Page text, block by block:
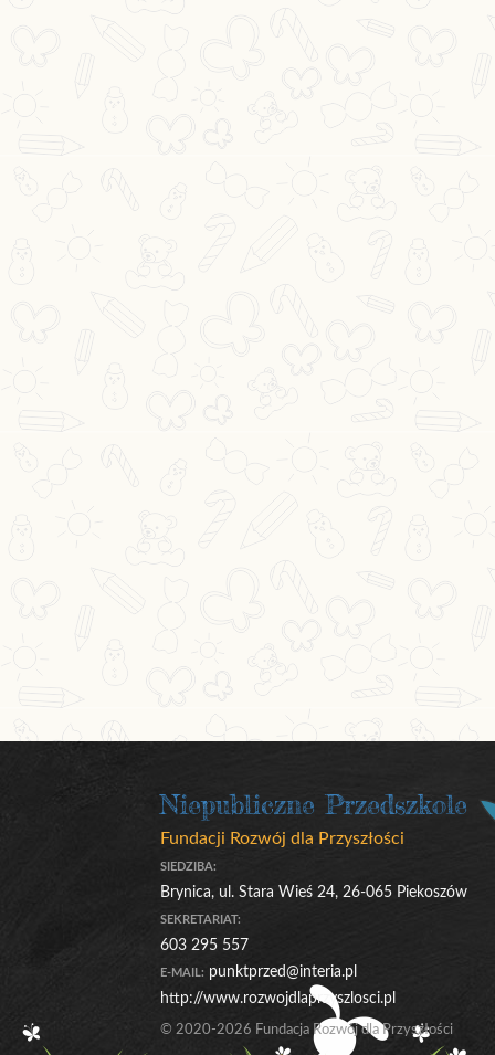
Niepubliczne Przedszkole
Fundacji Rozwój dla Przyszłości
SIEDZIBA:
Brynica, ul. Stara Wieś 24, 26-065 Piekoszów
SEKRETARIAT:
603 295 557
E-MAIL: punktprzed@interia.pl
http://www.rozwojdlaprzyszlosci.pl
© 2020-2026 Fundacja Rozwój dla Przyszłości